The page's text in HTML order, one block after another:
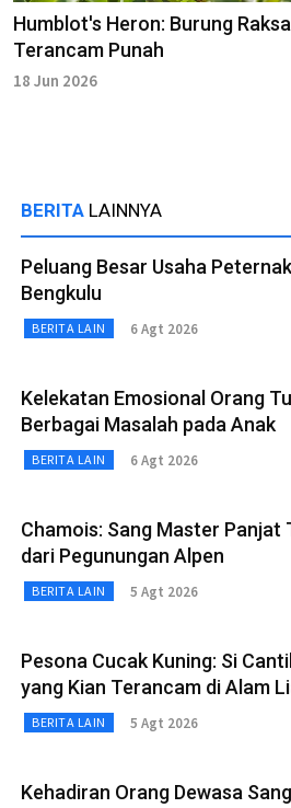
Humblot's Heron: Burung
Terancam Punah
18 Jun 2026
BERITA LAINNYA
Peluang Besar Usaha
Bengkulu
BERITA LAIN 6 Agt 2026
Kelekatan Emosional Orang
Berbagai Masalah pada Anak
BERITA LAIN 6 Agt 2026
Chamois: Sang Master Panjat
dari Pegunungan Alpen
BERITA LAIN 5 Agt 2026
Pesona Cucak Kuning: Si
yang Kian Terancam di Alam
BERITA LAIN 5 Agt 2026
Kehadiran Orang Dewasa